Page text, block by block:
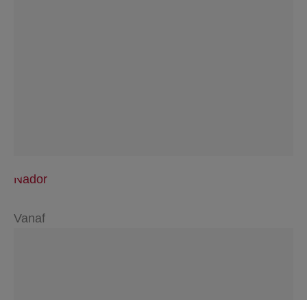
Nador
Vanaf